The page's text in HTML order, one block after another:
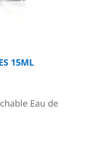
15ML
Eau de